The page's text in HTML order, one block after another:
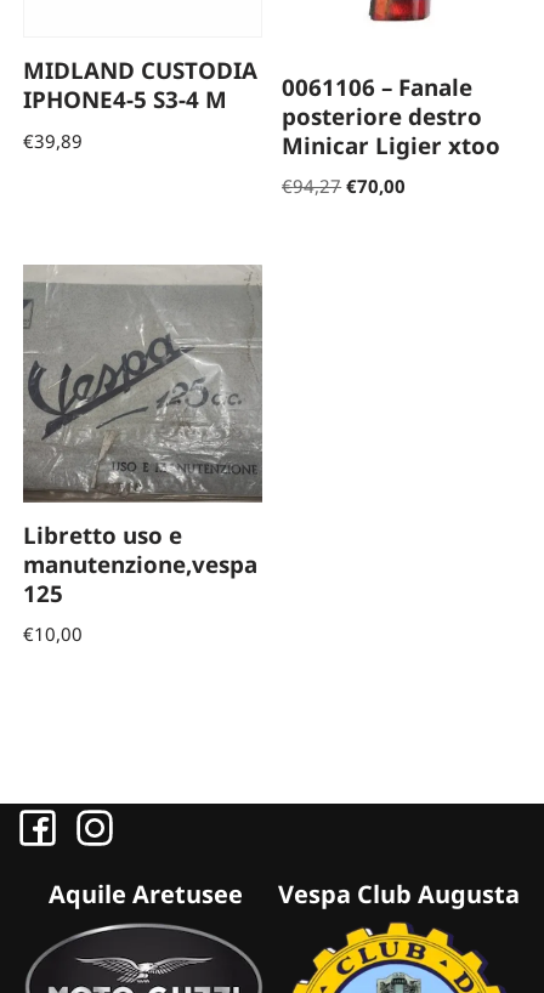
MIDLAND CUSTODIA
IPHONE4-5 S3-4 M
€39,89
0061106 – Fanale
posteriore destro
Minicar Ligier xtoo
€94,27 €70,00
Libretto uso e
manutenzione,vespa
125
€10,00
Aquile Aretusee Vespa Club Augusta